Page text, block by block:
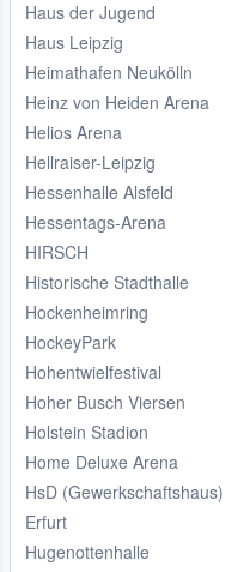
Haus der Jugend
Haus Leipzig
Heimathafen Neukölln
Heinz von Heiden Arena
Helios Arena
Hellraiser-Leipzig
Hessenhalle Alsfeld
Hessentags-Arena
HIRSCH
Historische Stadthalle
Hockenheimring
HockeyPark
Hohentwielfestival
Hoher Busch Viersen
Holstein Stadion
Home Deluxe Arena
HsD (Gewerkschaftshaus)
Erfurt
Hugenottenhalle